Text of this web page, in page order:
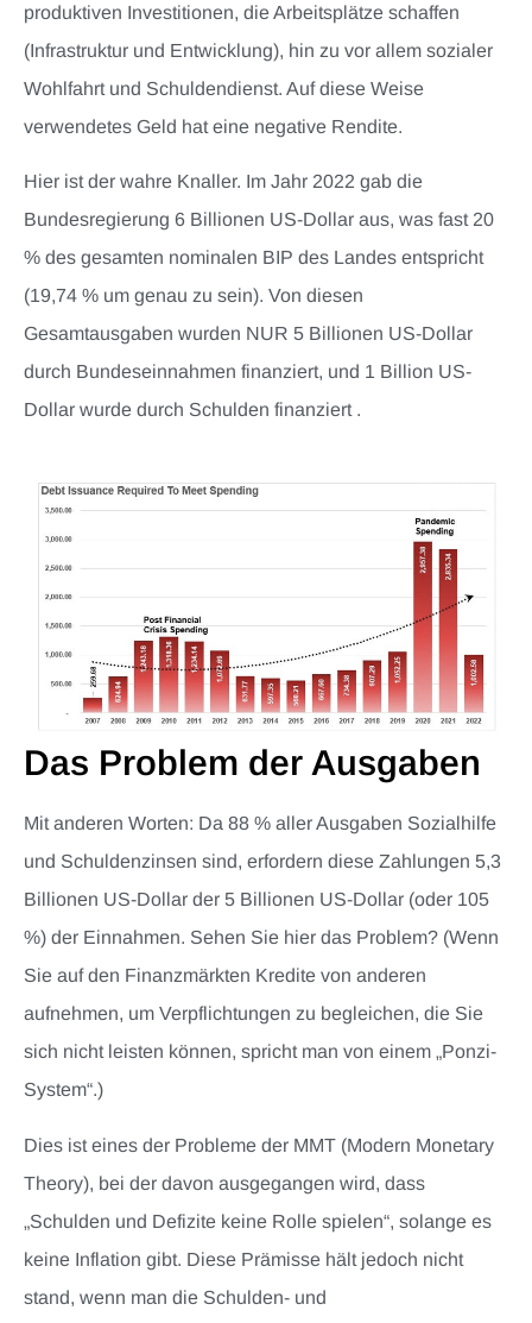
produktiven Investitionen, die Arbeitsplätze schaffen
(Infrastruktur und Entwicklung), hin zu vor allem sozialer
Wohlfahrt und Schuldendienst. Auf diese Weise
verwendetes Geld hat eine negative Rendite.
Hier ist der wahre Knaller. Im Jahr 2022 gab die
Bundesregierung 6 Billionen US-Dollar aus, was fast 20
% des gesamten nominalen BIP des Landes entspricht
(19,74 % um genau zu sein). Von diesen
Gesamtausgaben wurden NUR 5 Billionen US-Dollar
durch Bundeseinnahmen finanziert, und 1 Billion US-
Dollar wurde durch Schulden finanziert .
Das Problem der Ausgaben
Mit anderen Worten: Da 88 % aller Ausgaben Sozialhilfe
und Schuldenzinsen sind, erfordern diese Zahlungen 5,3
Billionen US-Dollar der 5 Billionen US-Dollar (oder 105
%) der Einnahmen. Sehen Sie hier das Problem? (Wenn
Sie auf den Finanzmärkten Kredite von anderen
aufnehmen, um Verpflichtungen zu begleichen, die Sie
sich nicht leisten können, spricht man von einem „Ponzi-
System“.)
Dies ist eines der Probleme der MMT (Modern Monetary
Theory), bei der davon ausgegangen wird, dass
„Schulden und Defizite keine Rolle spielen“, solange es
keine Inflation gibt. Diese Prämisse hält jedoch nicht
stand, wenn man die Schulden- und